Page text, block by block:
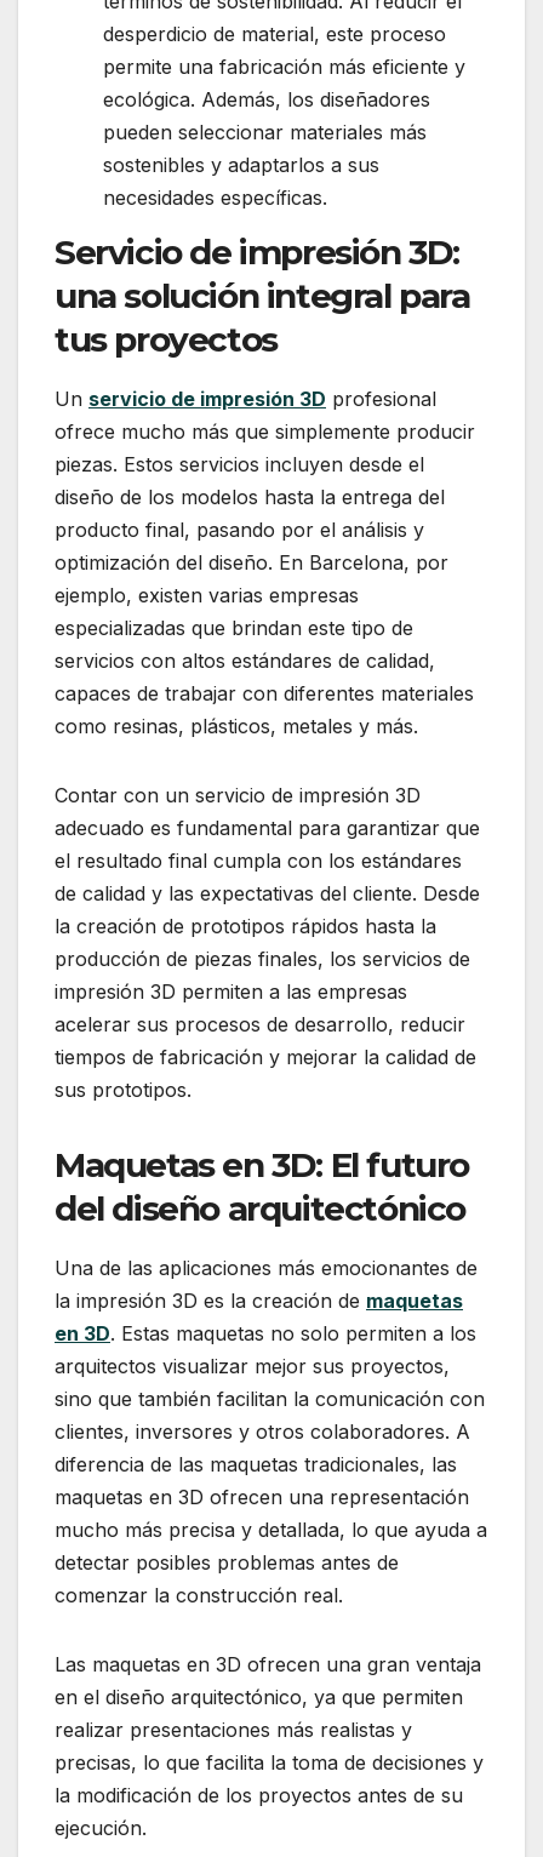
desperdicio de material, este proceso
permite una fabricación más eficiente y
ecológica. Además, los diseñadores
pueden seleccionar materiales más
sostenibles y adaptarlos a sus
necesidades específicas.
Servicio de impresión 3D:
una solución integral para
tus proyectos
Un servicio de impresión 3D profesional
ofrece mucho más que simplemente producir
piezas. Estos servicios incluyen desde el
diseño de los modelos hasta la entrega del
producto final, pasando por el análisis y
optimización del diseño. En Barcelona, por
ejemplo, existen varias empresas
especializadas que brindan este tipo de
servicios con altos estándares de calidad,
capaces de trabajar con diferentes materiales
como resinas, plásticos, metales y más.
Contar con un servicio de impresión 3D
adecuado es fundamental para garantizar que
el resultado final cumpla con los estándares
de calidad y las expectativas del cliente. Desde
la creación de prototipos rápidos hasta la
producción de piezas finales, los servicios de
impresión 3D permiten a las empresas
acelerar sus procesos de desarrollo, reducir
tiempos de fabricación y mejorar la calidad de
sus prototipos.
Maquetas en 3D: El futuro
del diseño arquitectónico
Una de las aplicaciones más emocionantes de
la impresión 3D es la creación de maquetas
en 3D. Estas maquetas no solo permiten a los
arquitectos visualizar mejor sus proyectos,
sino que también facilitan la comunicación con
clientes, inversores y otros colaboradores. A
diferencia de las maquetas tradicionales, las
maquetas en 3D ofrecen una representación
mucho más precisa y detallada, lo que ayuda a
detectar posibles problemas antes de
comenzar la construcción real.
Las maquetas en 3D ofrecen una gran ventaja
en el diseño arquitectónico, ya que permiten
realizar presentaciones más realistas y
precisas, lo que facilita la toma de decisiones y
la modificación de los proyectos antes de su
ejecución.